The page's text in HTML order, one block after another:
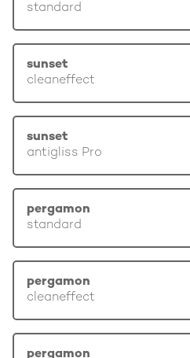
standard
sunset
cleaneffect
sunset
antigliss Pro
pergamon
standard
pergamon
cleaneffect
pergamon